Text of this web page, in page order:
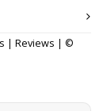
| Reviews | ©